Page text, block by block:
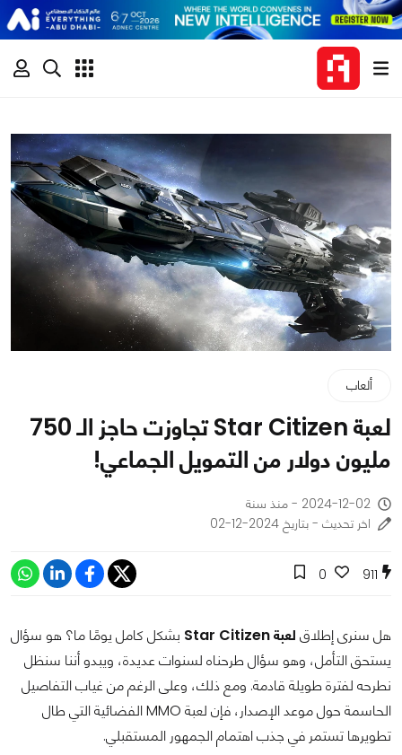
ألعاب
لعبة Star Citizen تجاوزت حاجز الـ 750
مليون دولار من التمويل الجماعي!
2024-12-02 - منذ سنة
اخر تحديث - بتاريخ 2024-12-02
911
0
هل سنرى إطلاق لعبة Star Citizen
بشكل كامل يومًا ما؟ هو سؤال
يستحق التأمل، وهو سؤال طرحناه لسنوات عديدة، ويبدو أننا سنظل
نطرحه لفترة طويلة قادمة. ومع ذلك، وعلى الرغم من غياب التفاصيل
الحاسمة حول موعد الإصدار، فإن لعبة MMO الفضائية التي طال
تطويرها تستمر في جذب اهتمام الجمهور المستقبلي.